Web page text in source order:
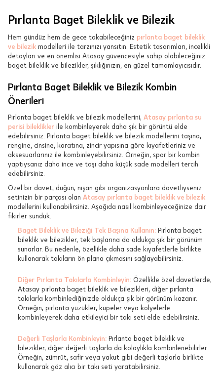
Pırlanta Baget Bileklik ve Bilezik
Hem gündüz hem de gece takabileceğiniz pırlanta baget bileklik
ve bilezik modelleri ile tarzınızı yansıtın. Estetik tasarımları, incelikli
detayları ve en önemlisi Atasay güvencesiyle sahip olabileceğiniz
baget bileklik ve bilezikler, şıklığınızın, en güzel tamamlayıcısıdır.
Pırlanta Baget Bileklik ve Bilezik Kombin
Önerileri
Pırlanta baget bileklik ve bilezik modellerini, Atasay pırlanta su
perisi bileklikler ile kombinleyerek daha şık bir görüntü elde
edebilirsiniz. Pırlanta baget bileklik ve bilezik modellerini taşına,
rengine, cinsine, karatına, zincir yapısına göre kıyafetleriniz ve
aksesuarlarınız ile kombinleyebilirsiniz. Örneğin, spor bir kombin
yaptıysanız daha ince ve taşı daha küçük sade modelleri tercih
edebilirsiniz.
Özel bir davet, düğün, nişan gibi organizasyonlara davetliyseniz
setinizin bir parçası olan Atasay pırlanta baget bileklik ve bilezik
modellerini kullanabilirsiniz. Aşağıda nasıl kombinleyeceğinize dair
fikirler sunduk.
Baget Bileklik ve Bileziği Tek Başına Kullanın: Pırlanta baget
bileklik ve bilezikler, tek başlarına da oldukça şık bir görünüm
sunarlar. Bu nedenle, özellikle daha sade kıyafetlerle birlikte
kullanarak takıların ön plana çıkmasını sağlayabilirsiniz.
Diğer Pırlanta Takılarla Kombinleyin: Özellikle özel davetlerde,
Atasay pırlanta baget bileklik ve bilezikleri, diğer pırlanta
takılarla kombinlediğinizde oldukça şık bir görünüm kazanır.
Örneğin, pırlanta yüzükler, küpeler veya kolyelerle
kombinleyerek daha etkileyici bir takı seti elde edebilirsiniz.
Değerli Taşlarla Kombinleyin: Pırlanta baget bileklik ve
bilezikler, diğer değerli taşlarla da kolaylıkla kombinlenebilirler.
Örneğin, zümrüt, safir veya yakut gibi değerli taşlarla birlikte
kullanarak göz alıcı bir takı seti yaratabilirsiniz.